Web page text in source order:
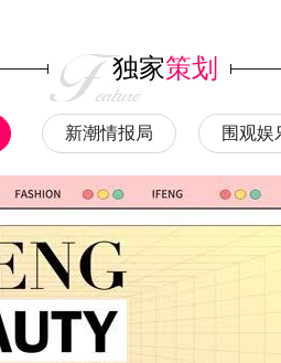
独家策划
新潮情报局 围观娱